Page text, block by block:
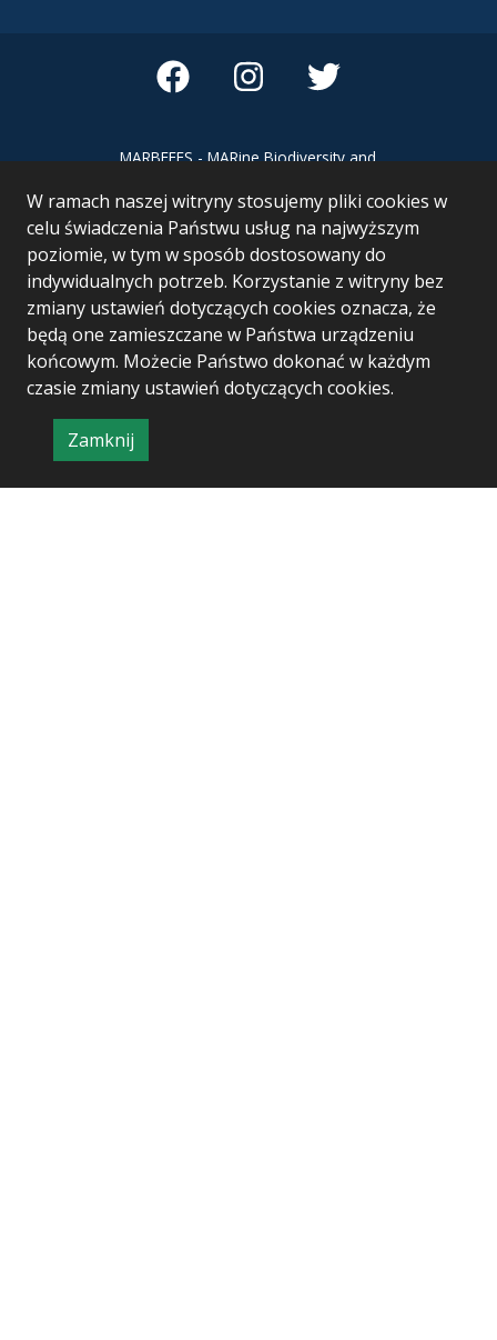
W ramach naszej witryny stosujemy pliki cookies w
celu świadczenia Państwu usług na najwyższym
poziomie, w tym w sposób dostosowany do
indywidualnych potrzeb. Korzystanie z witryny bez
zmiany ustawień dotyczących cookies oznacza, że
będą one zamieszczane w Państwa urządzeniu
końcowym. Możecie Państwo dokonać w każdym
czasie zmiany ustawień dotyczących cookies.
Zamknij
informację
o
MARBEFES - MARine Biodiversity and
Ecosystem Services MARBEFES project
has received funding from the European
Union’s Horizon Europe research and
innovation programme under Grant
Agreement no 101060937
Project & realization: